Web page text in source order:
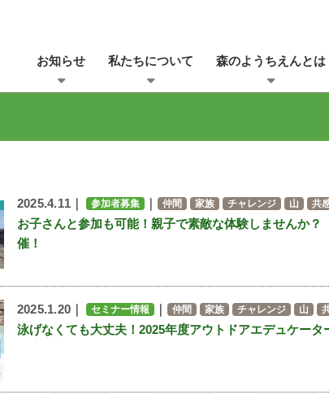
お知らせ 私たちについて 森のようちえんとは
2025.4.11｜ 参加者募集 仲間 家族 チャレンジ 山 共
お子さんと参加も可能！親子で素敵な体験しませんか
催！
2025.1.20｜ セミナー情報 仲間 家族 チャレンジ 山
泳げなくても大丈夫！2025年度アウトドアエデュケー